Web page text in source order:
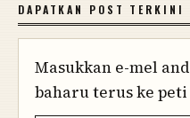
DAPATKAN POST TERKINI
Masukkan e-mel
baharu terus ke peti